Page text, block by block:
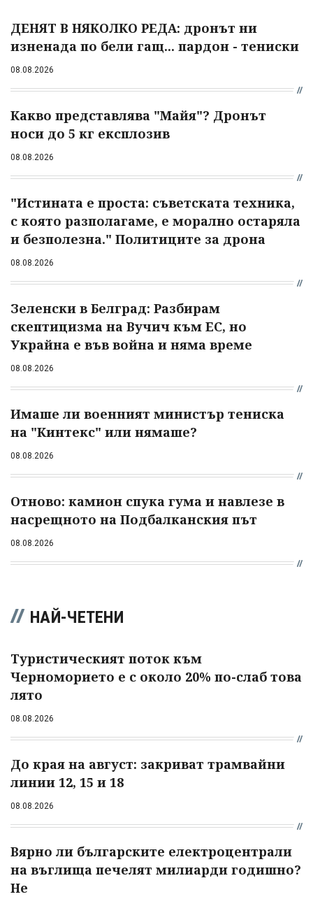
ДЕНЯТ В НЯКОЛКО РЕДА: дронът ни
изненада по бели гащ... пардон - тениски
08.08.2026
Какво представлява "Майя"? Дронът
носи до 5 кг експлозив
08.08.2026
"Истината е проста: съветската техника,
с която разполагаме, е морално остаряла
и безполезна." Политиците за дрона
08.08.2026
Зеленски в Белград: Разбирам
скептицизма на Вучич към ЕС, но
Украйна е във война и няма време
08.08.2026
Имаше ли военният министър тениска
на "Кинтекс" или нямаше?
08.08.2026
Отново: камион спука гума и навлезе в
насрещното на Подбалканския път
08.08.2026
НАЙ-ЧЕТЕНИ
Туристическият поток към
Черноморието е с около 20% по-слаб това
лято
08.08.2026
До края на август: закриват трамвайни
линии 12, 15 и 18
08.08.2026
Вярно ли българските електроцентрали
на въглища печелят милиарди годишно?
Не